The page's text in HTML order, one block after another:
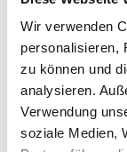
Wir verwenden
personalisieren,
zu können und
analysieren.
Verwendung
soziale Medien,